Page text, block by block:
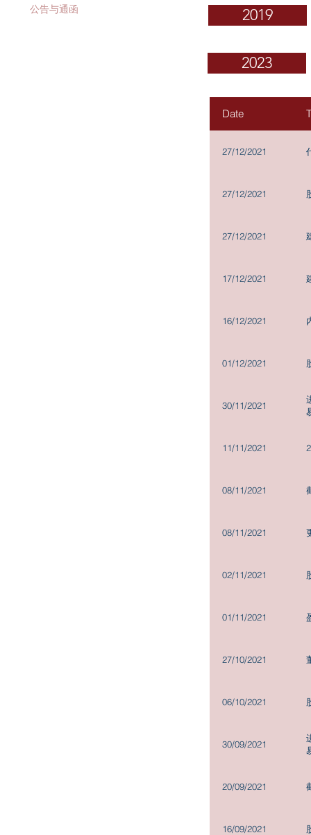
公告与通函 2019
2023
Date
27/12/2021
27/12/2021
27/12/2021
17/12/2021
16/12/2021
01/12/2021
30/11/2021
11/11/2021
08/11/2021
08/11/2021
02/11/2021
01/11/2021
27/10/2021
06/10/2021
30/09/2021
20/09/2021
16/09/2021